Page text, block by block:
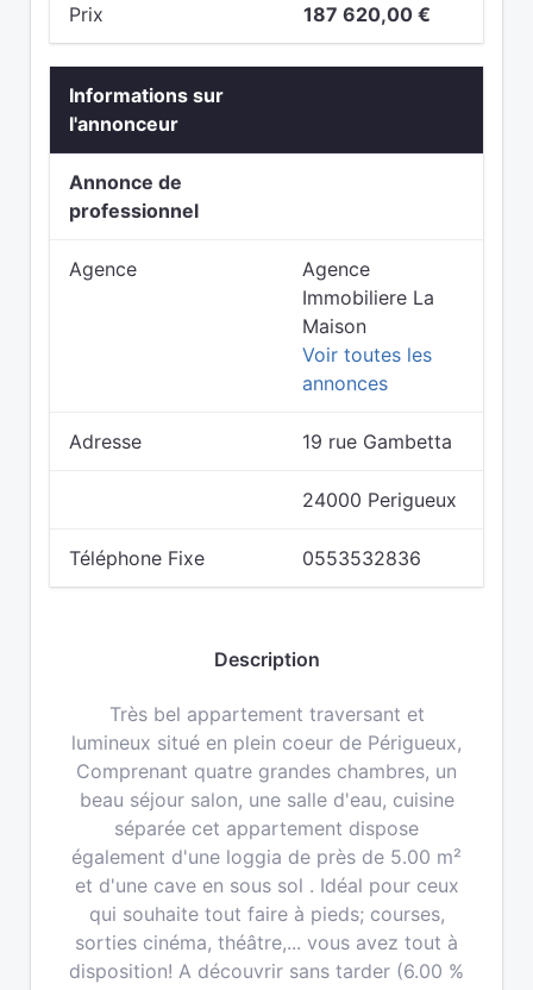
Prix 187 620,00 €
Informations sur
l'annonceur
Annonce de
professionnel
Agence
Agence
Immobiliere La
Maison
Voir toutes les
annonces
Adresse 19 rue Gambetta
24000 Perigueux
Téléphone Fixe 0553532836
Description
Très bel appartement traversant et
lumineux situé en plein coeur de Périgueux,
Comprenant quatre grandes chambres, un
beau séjour salon, une salle d'eau, cuisine
séparée cet appartement dispose
également d'une loggia de près de 5.00 m²
et d'une cave en sous sol . Idéal pour ceux
qui souhaite tout faire à pieds; courses,
sorties cinéma, théâtre,... vous avez tout à
disposition! A découvrir sans tarder (6.00 %